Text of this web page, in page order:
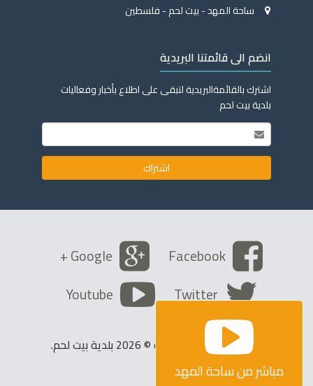
مباشر من ساحة المهد
ساحة المهد - بيت لحم - فلسطين
انضم الى قائمتنا البريدية
اشترك بالقائمةالبريدية لتبقى على اطلاع بأخبار وفعاليات
بلدية بيت لحم
Facebook
Google +
Twitter
Youtube
كافة الحقوق محفوظة © 2026 بلدية بيت لحم.